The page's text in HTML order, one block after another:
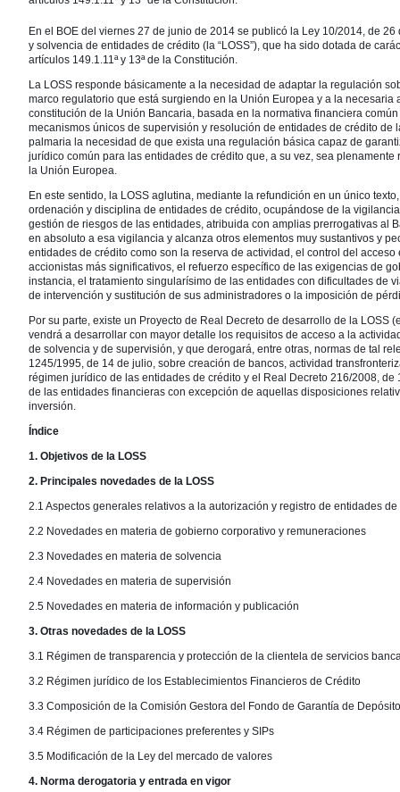
En el BOE del viernes 27 de junio de 2014 se publicó la Ley 10/2014, de
y solvencia de entidades de crédito (la “LOSS”), que ha sido dotada de
artículos 149.1.11ª y 13ª de la Constitución.
La LOSS responde básicamente a la necesidad de adaptar la regulación
marco regulatorio que está surgiendo en la Unión Europea y a la necesaria
constitución de la Unión Bancaria, basada en la normativa financiera
mecanismos únicos de supervisión y resolución de entidades de crédito de
palmaria la necesidad de que exista una regulación básica capaz de
jurídico común para las entidades de crédito que, a su vez, sea
la Unión Europea.
En este sentido, la LOSS aglutina, mediante la refundición en un único
ordenación y disciplina de entidades de crédito, ocupándose de la
gestión de riesgos de las entidades, atribuida con amplias prerrogativas al
en absoluto a esa vigilancia y alcanza otros elementos muy sustantivos y
entidades de crédito como son la reserva de actividad, el control del
accionistas más significativos, el refuerzo específico de las exigencias de
instancia, el tratamiento singularísimo de las entidades con dificultades de
de intervención y sustitución de sus administradores o la imposición de
Por su parte, existe un Proyecto de Real Decreto de desarrollo de la LOSS
vendrá a desarrollar con mayor detalle los requisitos de acceso a la
de solvencia y de supervisión, y que derogará, entre otras, normas de tal
1245/1995, de 14 de julio, sobre creación de bancos, actividad
régimen jurídico de las entidades de crédito y el Real Decreto 216/2008, de
de las entidades financieras con excepción de aquellas disposiciones
inversión.
Índice
1. Objetivos de la LOSS
2. Principales novedades de la LOSS
2.1 Aspectos generales relativos a la autorización y registro de entidades de
2.2 Novedades en materia de gobierno corporativo y remuneraciones
2.3 Novedades en materia de solvencia
2.4 Novedades en materia de supervisión
2.5 Novedades en materia de información y publicación
3. Otras novedades de la LOSS
3.1 Régimen de transparencia y protección de la clientela de servicios
3.2 Régimen jurídico de los Establecimientos Financieros de Crédito
3.3 Composición de la Comisión Gestora del Fondo de Garantía de
3.4 Régimen de participaciones preferentes y SIPs
3.5 Modificación de la Ley del mercado de valores
4. Norma derogatoria y entrada en vigor